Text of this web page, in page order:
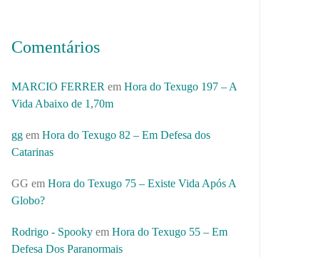
Comentários
MARCIO FERRER em Hora do Texugo 197 – A
Vida Abaixo de 1,70m
gg em Hora do Texugo 82 – Em Defesa dos
Catarinas
GG em Hora do Texugo 75 – Existe Vida Após A
Globo?
Rodrigo - Spooky em Hora do Texugo 55 – Em
Defesa Dos Paranormais